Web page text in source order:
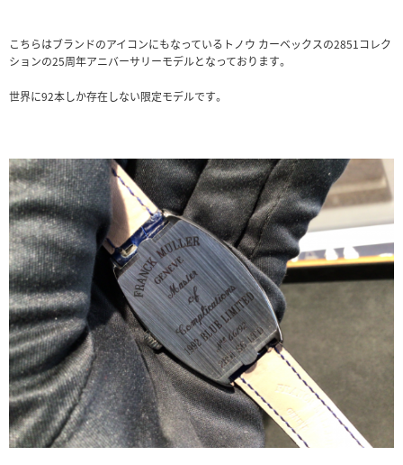
こちらはブランドのアイコンにもなっているトノウ カーベックスの2851コレク
ションの25周年アニバーサリーモデルとなっております。
世界に92本しか存在しない限定モデルです。